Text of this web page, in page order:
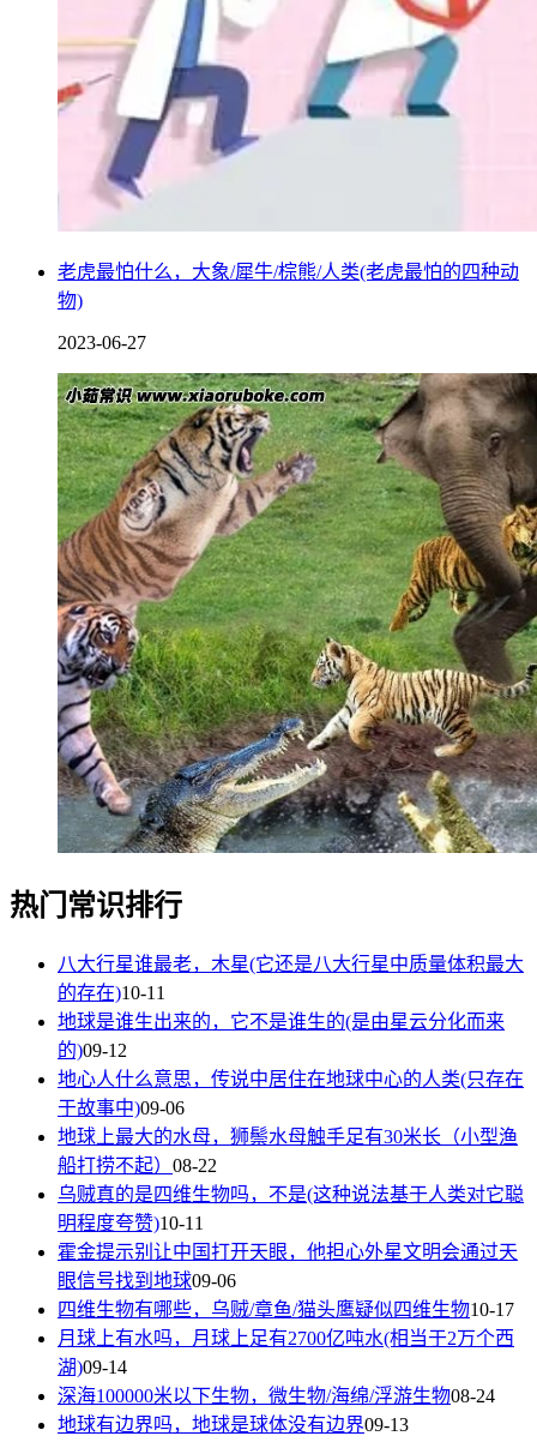
虽然人类无法直接登陆太阳，但是我们可以通过探测器来观测
太阳，并研究太阳的特性和活动。目前，人类已经发射了多个
探测器飞往太阳，其中包括美国的“帕克太阳探测器”和欧洲的
“尤利西斯探测器”等。
老虎最怕什么，大象/犀牛/棕熊/人类(老虎最怕的四种动
物)
2023-06-27
热门常识排行
八大行星谁最老，木星(它还是八大行星中质量体积最大
的存在)10-11
地球是谁生出来的，它不是谁生的(是由星云分化而来
的)09-12
地心人什么意思，传说中居住在地球中心的人类(只存在
于故事中)09-06
地球上最大的水母，狮鬃水母触手足有30米长（小型渔
船打捞不起） 08-22
乌贼真的是四维生物吗，不是(这种说法基于人类对它聪
明程度夸赞)10-11
霍金提示别让中国打开天眼，他担心外星文明会通过天
眼信号找到地球09-06
四维生物有哪些，乌贼/章鱼/猫头鹰疑似四维生物10-17
月球上有水吗，月球上足有2700亿吨水(相当于2万个西
湖)09-14
深海100000米以下生物，微生物/海绵/浮游生物08-24
地球有边界吗，地球是球体没有边界09-13